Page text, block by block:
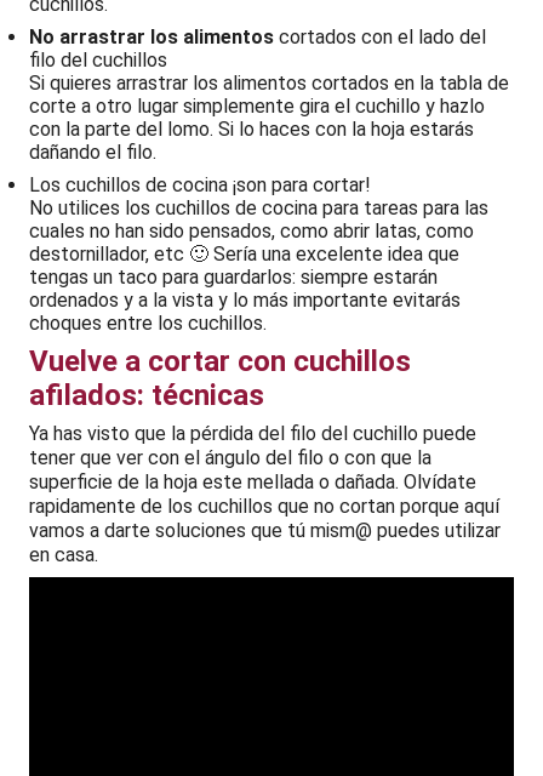
No arrastrar los alimentos cortados con el lado del
filo del cuchillos
Si quieres arrastrar los alimentos cortados en la tabla de
corte a otro lugar simplemente gira el cuchillo y hazlo
con la parte del lomo. Si lo haces con la hoja estarás
dañando el filo.
Los cuchillos de cocina ¡son para cortar!
No utilices los cuchillos de cocina para tareas para las
cuales no han sido pensados, como abrir latas, como
destornillador, etc 🙂 Sería una excelente idea que
tengas un taco para guardarlos: siempre estarán
ordenados y a la vista y lo más importante evitarás
choques entre los cuchillos.
Vuelve a cortar con cuchillos
afilados: técnicas
Ya has visto que la pérdida del filo del cuchillo puede
tener que ver con el ángulo del filo o con que la
superficie de la hoja este mellada o dañada. Olvídate
rapidamente de los cuchillos que no cortan porque aquí
vamos a darte soluciones que tú mism@ puedes utilizar
en casa.